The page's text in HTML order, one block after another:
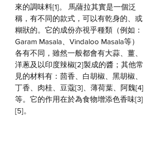
來的調味料[1]。 馬薩拉其實是一個泛
稱，有不同的款式，可以有乾身的、或
糊狀的。它的成份亦視乎種類（例如：
Garam Masala、Vindaloo Masala等）
各有不同，雖然一般都會有大蒜、薑、
洋蔥及以印度辣椒[2]製成的醬；其他常
見的材料有：茴香、白胡椒、黑胡椒、
丁香、肉桂、豆蔻[3]、薄荷葉、阿魏[4]
等。它的作用在於為食物增添色香味[3]
[5]。